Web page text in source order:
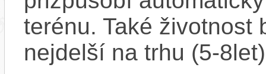
terénu. Také životnost
nejdelší na trhu (5-